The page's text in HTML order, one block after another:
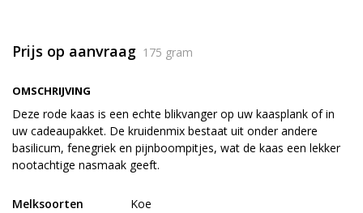
OMSCHRIJVING
Deze rode kaas is een echte blikvanger op uw kaasplank of in
uw cadeaupakket. De kruidenmix bestaat uit onder andere
basilicum, fenegriek en pijnboompitjes, wat de kaas een lekker
nootachtige nasmaak geeft.
Prijs op aanvraag 175 gram
Melksoorten
Koe